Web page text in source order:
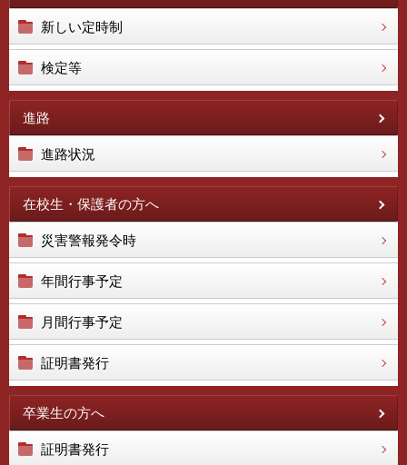
新しい定時制
検定等
進路
進路状況
在校生・保護者の方へ
災害警報発令時
年間行事予定
月間行事予定
証明書発行
卒業生の方へ
証明書発行